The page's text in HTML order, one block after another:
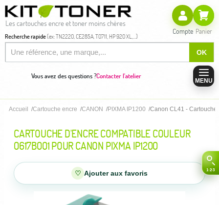
Les cartouches encre et toner moins chères
Recherche rapide(ex: TN2220, CE285A, T0711, HP 920 XL,...)
OK
Compte Panier
Vous avez des questions ?Contacter l'atelier
MENU
Accueil Cartouche encre CANON PIXMA IP1200 Canon CL41 -
CARTOUCHE D'ENCRE COMPATIBLE COULEUR
0617B001 POUR CANON PIXMA IP1200
♡ Ajouter aux favoris